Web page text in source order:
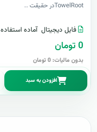
TowelRootدر حقيقت ..
فایل دیجیتال آماده استفاده
0 تومان
بدون مالیات: 0 تومان
افزودن به سبد